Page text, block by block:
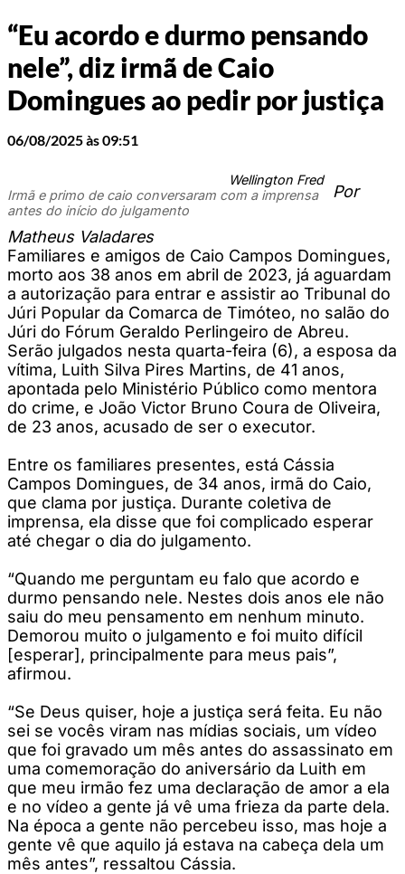
“Eu acordo e durmo pensando
nele”, diz irmã de Caio
Domingues ao pedir por justiça
06/08/2025 às 09:51
Wellington Fred
Irmã e primo de caio conversaram com a imprensa
antes do início do julgamento
Por
Matheus Valadares
Familiares e amigos de Caio Campos Domingues,
morto aos 38 anos em abril de 2023, já aguardam
a autorização para entrar e assistir ao Tribunal do
Júri Popular da Comarca de Timóteo, no salão do
Júri do Fórum Geraldo Perlingeiro de Abreu.
Serão julgados nesta quarta-feira (6), a esposa da
vítima, Luith Silva Pires Martins, de 41 anos,
apontada pelo Ministério Público como mentora
do crime, e João Victor Bruno Coura de Oliveira,
de 23 anos, acusado de ser o executor.
Entre os familiares presentes, está Cássia
Campos Domingues, de 34 anos, irmã do Caio,
que clama por justiça. Durante coletiva de
imprensa, ela disse que foi complicado esperar
até chegar o dia do julgamento.
“Quando me perguntam eu falo que acordo e
durmo pensando nele. Nestes dois anos ele não
saiu do meu pensamento em nenhum minuto.
Demorou muito o julgamento e foi muito difícil
[esperar], principalmente para meus pais”,
afirmou.
“Se Deus quiser, hoje a justiça será feita. Eu não
sei se vocês viram nas mídias sociais, um vídeo
que foi gravado um mês antes do assassinato em
uma comemoração do aniversário da Luith em
que meu irmão fez uma declaração de amor a ela
e no vídeo a gente já vê uma frieza da parte dela.
Na época a gente não percebeu isso, mas hoje a
gente vê que aquilo já estava na cabeça dela um
mês antes”, ressaltou Cássia.